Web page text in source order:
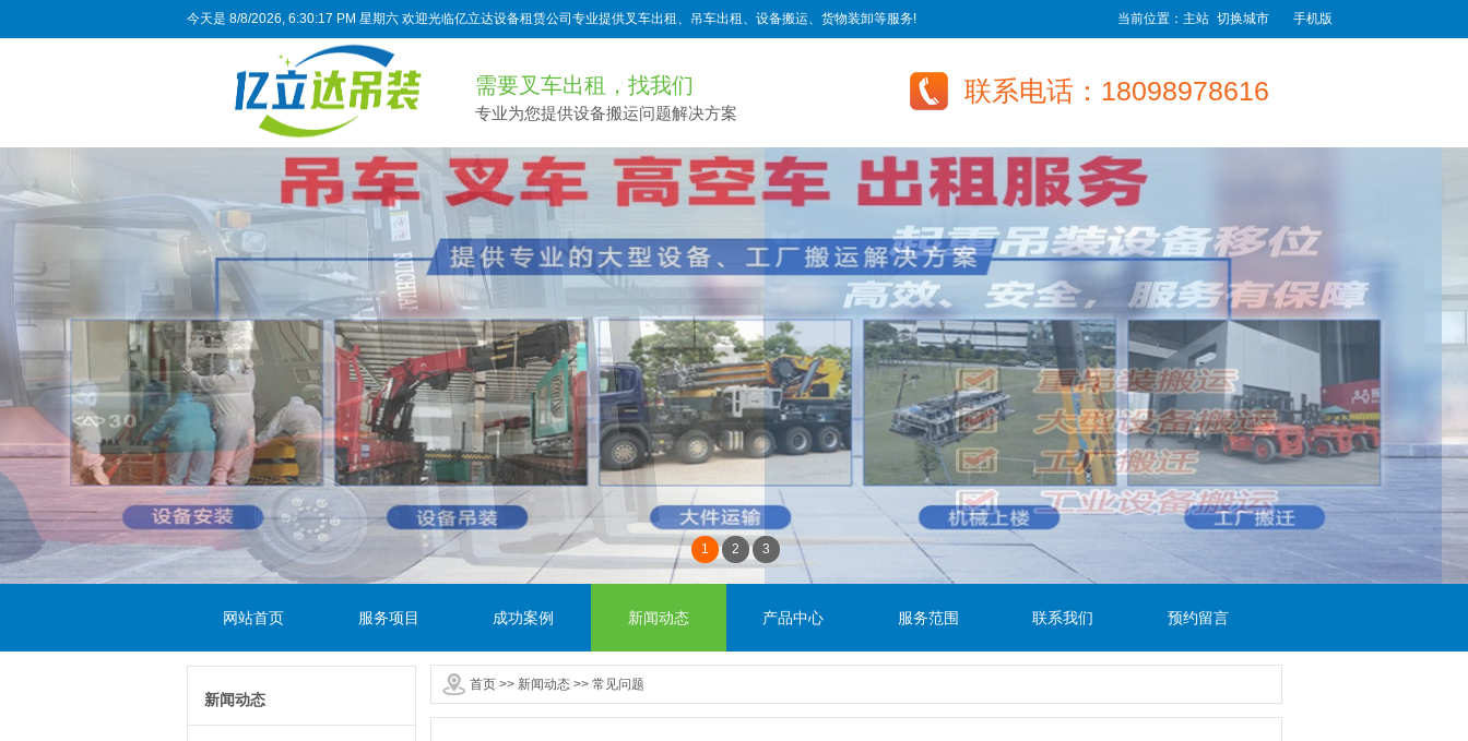
今天是 8/8/2026, 6:30:18 PM 星期六 欢迎光临亿立达设备租赁公司专业提供叉车出租、吊车出租、设备搬运、货物装卸等服务! 当前位置：主站 切换城市 手机版
需要叉车出租，找我们
专业为您提供设备搬运问题解决方案
联系电话：18098978616
1 2 3
网站首页 服务项目 成功案例 新闻动态 产品中心 服务范围 联系我们 预约留言
首页>> 新闻动态>> 常见问题
新闻动态